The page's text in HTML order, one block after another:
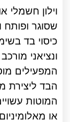
וילון חשמלי
שסוגר ופותח
כיסוי בד
ונציאני
המפעילים
הבד ליצירת
המוטות
או